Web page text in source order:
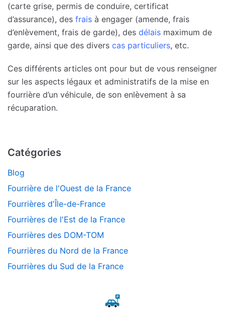
(carte grise, permis de conduire, certificat
d’assurance), des frais à engager (amende, frais
d’enlèvement, frais de garde), des délais maximum de
garde, ainsi que des divers cas particuliers, etc.
Ces différents articles ont pour but de vous renseigner
sur les aspects légaux et administratifs de la mise en
fourrière d’un véhicule, de son enlèvement à sa
récuparation.
Catégories
Blog
Fourrière de l'Ouest de la France
Fourrières d'Île-de-France
Fourrières de l'Est de la France
Fourrières des DOM-TOM
Fourrières du Nord de la France
Fourrières du Sud de la France